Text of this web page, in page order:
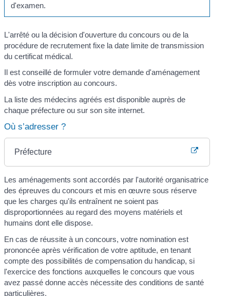
d'examen.
L'arrêté ou la décision d'ouverture du concours ou de la
procédure de recrutement fixe la date limite de transmission
du certificat médical.
Il est conseillé de formuler votre demande d'aménagement
dès votre inscription au concours.
La liste des médecins agréés est disponible auprès de
chaque préfecture ou sur son site internet.
Où s’adresser ?
Préfecture
Les aménagements sont accordés par l'autorité organisatrice
des épreuves du concours et mis en œuvre sous réserve
que les charges qu'ils entraînent ne soient pas
disproportionnées au regard des moyens matériels et
humains dont elle dispose.
En cas de réussite à un concours, votre nomination est
prononcée après vérification de votre aptitude, en tenant
compte des possibilités de compensation du handicap, si
l'exercice des fonctions auxquelles le concours que vous
avez passé donne accès nécessite des conditions de santé
particulières.